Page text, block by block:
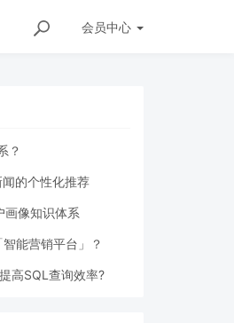
会员中心
？
的个性化推荐
画像知识体系
能营销平台」？
高SQL查询效率?